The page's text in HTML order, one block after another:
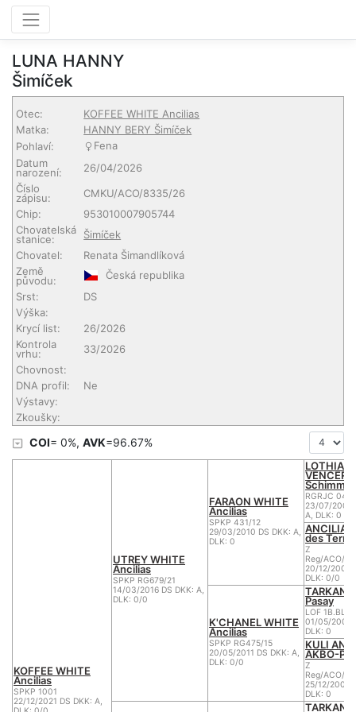
LUNA HANNY
Šimíček
Otec:
KOFFEE WHITE Ancilias
Matka:
HANNY BERY Šimíček
Pohlaví:
Fena
Datum
narození:
26/04/2026
Číslo
zápisu:
CMKU/ACO/8335/26
Chip:
953010007905744
Chovatelská
stanice:
Šimíček
Chovatel:
Renata Šimandlíková
Země
původu:
Česká republika
Srst:
DS
Výška:
Krycí list:
26/2026
Kontrola
vrhu:
33/2026
Chovnost:
DNA profil:
Ne
Výstavy:
Zkoušky:
COI= 0%, AVK=96.67%
KOFFEE WHITE
Ancilias
SPKP 1001
22/12/2021 DS DKK: A,
UTREY WHITE
Ancilias
SPKP RG679/21
14/03/2016 DS DKK: A,
DLK: 0/0
FARAON WHITE
Ancilias
SPKP 431/12
29/03/2010 DS DKK: A,
DLK: 0
VENCER
RGRJC 04/
23/07/2004
A, DLK: 0
ANCILIA
des
Z
Reg/ACO/
20/12/2005
DLK: 0/0
K'CHANEL WHITE
Ancilias
SPKP RG475/15
20/05/2011 DS DKK: A,
DLK: 0/0
TARKAN
Pasay
LOF
01/05/2002
DLK: 0
KULI
AKBO-
Z
Reg/ACO/
25/12/2004
DLK: 0
TARKAN